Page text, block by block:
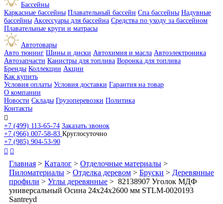
Бассейны
Каркасные бассейны Плавательный бассейн Спа бассейны Надувные
бассейны Аксессуары для бассейна Средства по уходу за бассейном
Плавательные круги и матрасы
Автотовары
Авто тюнинг Шины и диски Автохимия и масла Автоэлектроника
Автозапчасти Канистры для топлива Воронка для топлива
Бренды Коллекции Акции
Как купить
Условия оплаты Условия доставки Гарантия на товар
О компании
Новости Склады Грузоперевозки Политика
Контакты

+7 (499) 113-65-74 Заказать звонок
+7 (966) 007-58-83 Круглосуточно
+7 (985) 904-53-90
 
Главная > Каталог > Отделочные материалы >
Пиломатериалы > Отделка деревом > Бруски > Деревянные
профили > Углы деревянные > 82138907 Уголок МДФ
универсальный Осина 24x24x2600 мм STLM-0020193
Santreyd